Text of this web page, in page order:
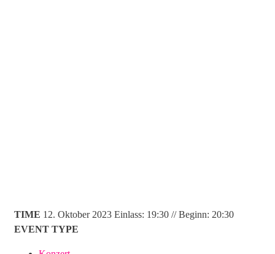
TIME 12. Oktober 2023 Einlass: 19:30 // Beginn: 20:30
EVENT TYPE